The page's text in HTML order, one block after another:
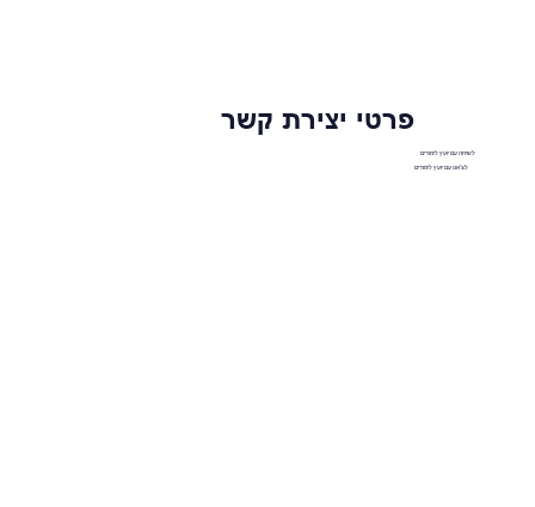
פרטי יצירת קשר
לשיחה עם יועץ לימודים
לצ'אט עם יועץ לימודים